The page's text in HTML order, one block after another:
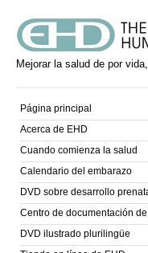
Mejorar la salud de por
Página principal
Acerca de EHD
Cuando comienza la salud
Calendario del embarazo
DVD sobre desarrollo
Centro de documentación
DVD ilustrado plurilingüe